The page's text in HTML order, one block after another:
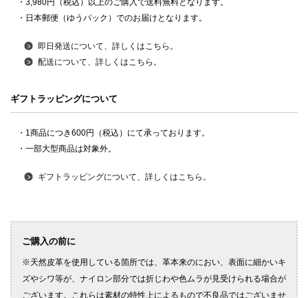
・日本郵便（ゆうパック）でのお届けとなります。
即日発送について、詳しくはこちら。
配送について、詳しくはこちら。
ギフトラッピングについて
・1商品につき600円（税込）にて承っております。
・一部大型商品は対象外。
ギフトラッピングについて、詳しくはこちら。